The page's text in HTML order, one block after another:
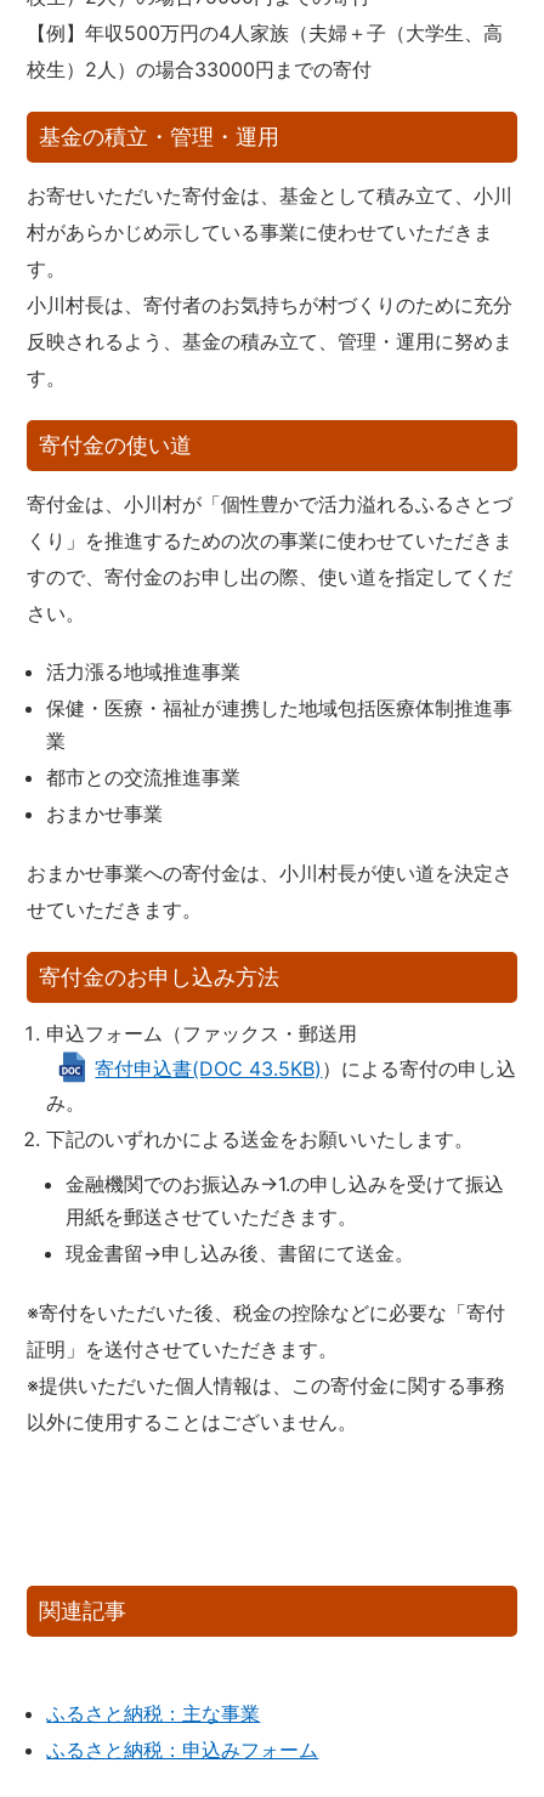
【例】年収500万円の4人家族（夫婦＋子（大学生、高
校生）2人）の場合33000円までの寄付
基金の積立・管理・運用
お寄せいただいた寄付金は、基金として積み立て、小川
村があらかじめ示している事業に使わせていただきま
す。
小川村長は、寄付者のお気持ちが村づくりのために充分
反映されるよう、基金の積み立て、管理・運用に努めま
す。
寄付金の使い道
寄付金は、小川村が「個性豊かで活力溢れるふるさとづ
くり」を推進するための次の事業に使わせていただきま
すので、寄付金のお申し出の際、使い道を指定してくだ
さい。
活力漲る地域推進事業
保健・医療・福祉が連携した地域包括医療体制推進事
業
都市との交流推進事業
おまかせ事業
おまかせ事業への寄付金は、小川村長が使い道を決定さ
せていただきます。
寄付金のお申し込み方法
申込フォーム（ファックス・郵送用
寄付申込書(DOC 43.5KB) ）による寄付の申し込
み。
下記のいずれかによる送金をお願いいたします。
金融機関でのお振込み→1.の申し込みを受けて振込
用紙を郵送させていただきます。
現金書留→申し込み後、書留にて送金。
※寄付をいただいた後、税金の控除などに必要な「寄付
証明」を送付させていただきます。
※提供いただいた個人情報は、この寄付金に関する事務
以外に使用することはございません。
関連記事
ふるさと納税：主な事業
ふるさと納税：申込みフォーム